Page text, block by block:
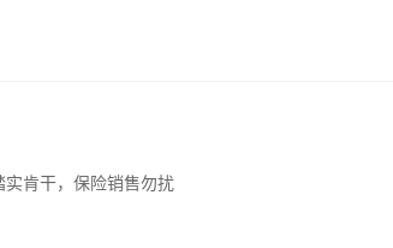
肯干，保险销售勿扰